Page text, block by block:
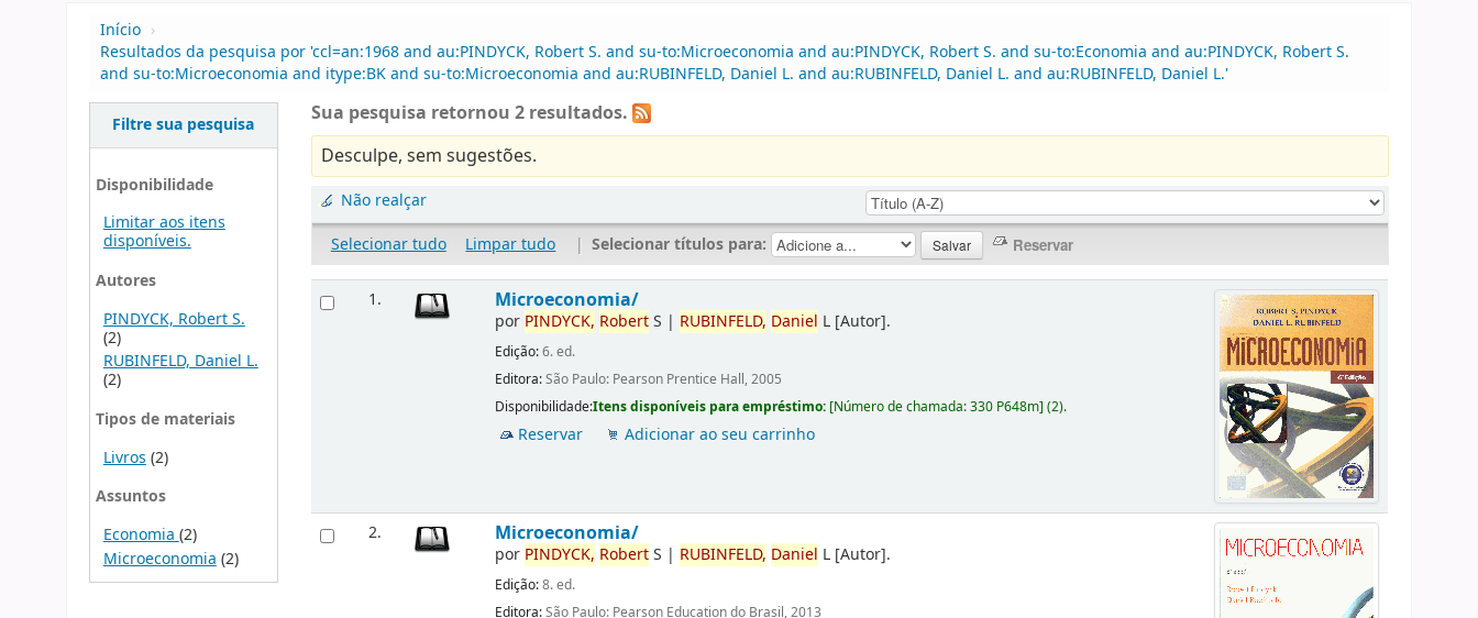
Início ›
Resultados da pesquisa por 'ccl=an:1968 and au:PINDYCK, Robert S. and su-to:Microeconomia and au:PINDYCK, Robert S. and su-to:Economia and au:PINDYCK, Robert S.
and su-to:Microeconomia and itype:BK and su-to:Microeconomia and au:RUBINFELD, Daniel L. and au:RUBINFELD, Daniel L. and au:RUBINFELD, Daniel L.'
Filtre sua pesquisa
Disponibilidade
Limitar aos itens
disponíveis.
Autores
PINDYCK, Robert S.
(2)
RUBINFELD, Daniel L.
(2)
Tipos de materiais
Livros (2)
Assuntos
Economia (2)
Microeconomia (2)
Sua pesquisa retornou 2 resultados.
Desculpe, sem sugestões.
Não realçar
Selecionar tudo
Limpar tudo | Selecionar títulos para:
1. Microeconomia/
por PINDYCK, RobertS | RUBINFELD, Daniel L [Autor].
Edição:6. ed.
Editora:São Paulo: Pearson Prentice Hall, 2005
Disponibilidade:Itens disponíveis para empréstimo: [Número de chamada:330 P648m](2).
Reservar Adicionar ao seu carrinho
2. Microeconomia/
por PINDYCK, RobertS | RUBINFELD, Daniel L [Autor].
Edição:8. ed.
Editora:São Paulo: Pearson Education do Brasil, 2013